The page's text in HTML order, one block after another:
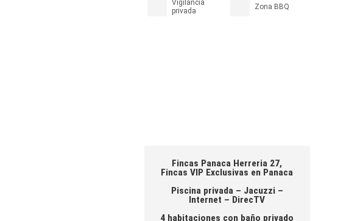
Vigilancia
privada
Zona BBQ
Fincas Panaca Herreria 27,
Fincas VIP Exclusivas en Panaca
Piscina privada – Jacuzzi –
Internet – DirecTV
4 habitaciones con baño privado